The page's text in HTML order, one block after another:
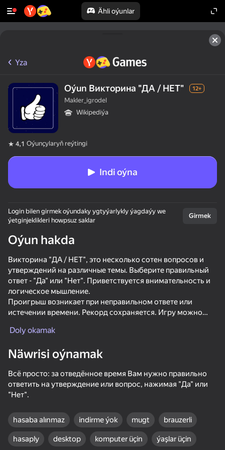
Ähli oýunlar
Bu oýun diňe peýza
ugry goldaýar
Musical Tiles
Cookie Clicker
52
Fast and Thick
34
Call
42
Yza
Oýun Викторина "ДА / НЕТ" 12+
Makler_igrodel
Wikipediýa
4,1 Oýunçylaryň reýtingi
Indi oýna
Login bilen girmek oýundaky ygtyýarlykly ýagdaýy we
ýetginjeklikleri howpsuz saklar
Girmek
Oýun hakda
Викторина "ДА / НЕТ", это несколько сотен вопросов и
утверждений на различные темы. Выберите правильный
ответ - "Да" или "Нет". Приветствуется внимательность и
логическое мышление.
Проигрыш возникает при неправильном ответе или
истечении времени. Рекорд сохраняется. Игру можно
Doly okamak
Näwrisi oýnamak
Всё просто: за отведённое время Вам нужно правильно
ответить на утверждение или вопрос, нажимая "Да" или
"Нет".
hasaba alınmaz indirme ýok mugt brauzerli
hasaply desktop komputer üçin ýaşlar üçin